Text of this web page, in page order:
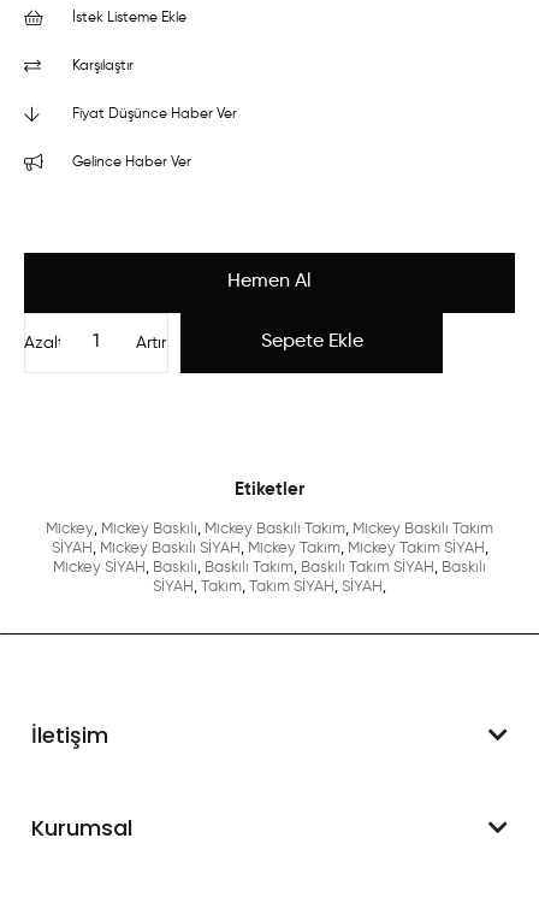
İstek Listeme Ekle
Karşılaştır
Fiyat Düşünce Haber Ver
Gelince Haber Ver
Artır
Azalt
Etiketler
Mickey, Mickey Baskılı, Mickey Baskılı Takım, Mickey Baskılı Takım
SİYAH , Mickey Baskılı SİYAH , Mickey Takım, Mickey Takım SİYAH ,
Mickey SİYAH , Baskılı, Baskılı Takım, Baskılı Takım SİYAH , Baskılı
SİYAH , Takım, Takım SİYAH , SİYAH ,
İletişim
WhatsApp Destek
Kurumsal